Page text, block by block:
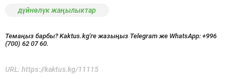
дүйнөлүк жаңылыктар
Темаңыз барбы? Kaktus.kg'ге жазыңыз Telegram же WhatsApp: +996
(700) 62 07 60.
URL: https://kaktus.kg/11115